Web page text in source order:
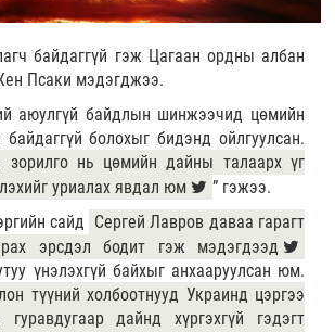
байдаггүй гэж Цагаан ордны албан
Псаки мэдэгджээ.
аюулгүй байдлын шинжээчид цөмийн
болохыг бидэнд ойлгуулсан.
нь цөмийн дайны талаарх үг
уриалах явдал юм
” гэжээ.
сайд Сергей Лавров даваа гарагт
эрсдэл бодит гэж мэдэгдээд
үнэлэхгүй байхыг анхааруулсан юм.
түүний холбоотнууд Украинд цэргээ
дайнд хүргэхгүй гэдэгт